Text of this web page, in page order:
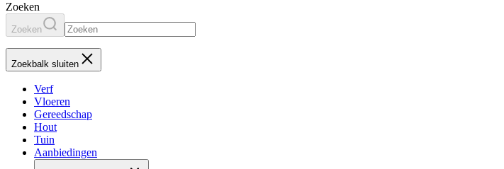
Zoeken
Zoeken
Zoekbalk sluiten
Verf
Vloeren
Gereedschap
Hout
Tuin
Aanbiedingen